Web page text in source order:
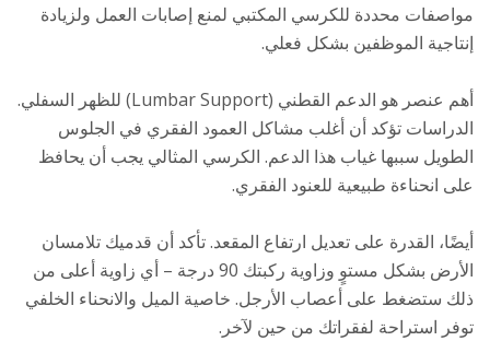
مواصفات محددة للكرسي المكتبي لمنع إصابات العمل ولزيادة
إنتاجية الموظفين بشكل فعلي.
أهم عنصر هو الدعم القطني (Lumbar Support) للظهر السفلي.
الدراسات تؤكد أن أغلب مشاكل العمود الفقري في الجلوس
الطويل سببها غياب هذا الدعم. الكرسي المثالي يجب أن يحافظ
على انحناءة طبيعية للعنود الفقري.
أيضًا، القدرة على تعديل ارتفاع المقعد. تأكد أن قدميك تلامسان
الأرض بشكل مستوٍ وزاوية ركبتك 90 درجة – أي زاوية أعلى من
ذلك ستضغط على أعصاب الأرجل. خاصية الميل والانحناء الخلفي
توفر استراحة لفقراتك من حين لآخر.